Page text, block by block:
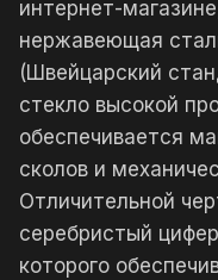
интернет-
нержавеющая
(Швейцарский
стекло высокой
обеспечивается
сколов и
Отличительной
серебристый
которого